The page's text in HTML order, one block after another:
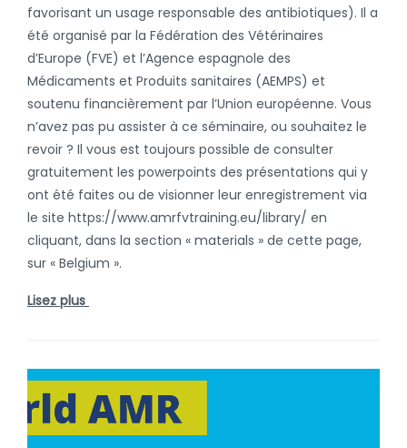
favorisant un usage responsable des antibiotiques). Il a
été organisé par la Fédération des Vétérinaires
d’Europe (FVE) et l’Agence espagnole des
Médicaments et Produits sanitaires (AEMPS) et
soutenu financièrement par l’Union européenne. Vous
n’avez pas pu assister à ce séminaire, ou souhaitez le
revoir ? Il vous est toujours possible de consulter
gratuitement les powerpoints des présentations qui y
ont été faites ou de visionner leur enregistrement via
le site https://www.amrfvtraining.eu/library/ en
cliquant, dans la section « materials » de cette page,
sur « Belgium ».
Lisez plus